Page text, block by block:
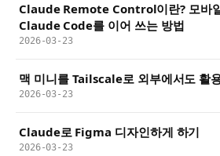
Claude Remote Control이란? 모바
Claude Code를 이어 쓰는 방법
2026-03-23
맥 미니를 Tailscale로 외부에서도 활
2026-03-23
Claude로 Figma 디자인하게 하기
2026-03-23